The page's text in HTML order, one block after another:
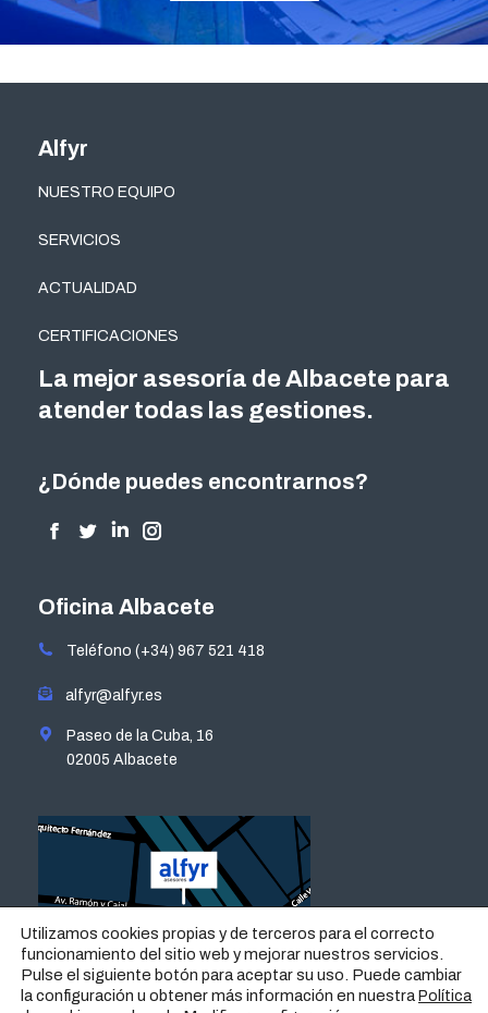
Alfyr
NUESTRO EQUIPO
SERVICIOS
ACTUALIDAD
CERTIFICACIONES
Oficina Albacete
Teléfono (+34) 967 521 418
alfyr@alfyr.es
Paseo de la Cuba, 16
02005 Albacete
¿Dónde puedes encontrarnos?
Encuéntranos en:
Facebook
opens
new
Twitter
opens
new
Linkedin
opens
new
Instagram
opens
new
La mejor asesoría de Albacete para
atender todas las gestiones.
Utilizamos cookies propias y de terceros para el correcto
funcionamiento del sitio web y mejorar nuestros servicios.
Pulse el siguiente botón para aceptar su uso. Puede cambiar
la configuración u obtener más información en nuestra Política